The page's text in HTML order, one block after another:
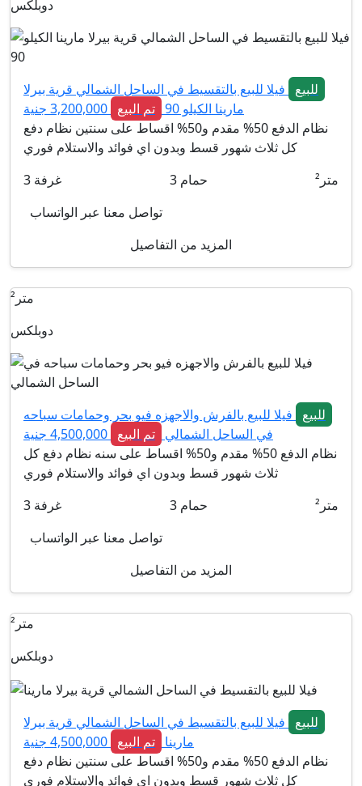
دوبلكس
للبيع
فيلا للبيع بالتقسيط في الساحل الشمالي قرية بيرلا
مارينا الكيلو 90
تم البيع 3,200,000 جنية
نظام الدفع 50% مقدم و50% اقساط على سنتين نظام دفع
كل ثلاث شهور قسط وبدون اي فوائد والاستلام فوري
3 غرفة 3 حمام
متر²
تواصل معنا عبر الواتساب
المزيد من التفاصيل
متر²
دوبلكس
للبيع
فيلا للبيع بالفرش والاجهزه فيو بحر وحمامات سباحه
في الساحل الشمالي تم البيع 4,500,000 جنية
نظام الدفع 50% مقدم و50% اقساط على سنه نظام دفع كل
ثلاث شهور قسط وبدون اي فوائد والاستلام فوري
3 غرفة 3 حمام
متر²
تواصل معنا عبر الواتساب
المزيد من التفاصيل
متر²
دوبلكس
للبيع
فيلا للبيع بالتقسيط في الساحل الشمالي قرية بيرلا
مارينا تم البيع 4,500,000 جنية
نظام الدفع 50% مقدم و50% اقساط على سنتين نظام دفع
كل ثلاث شهور قسط وبدون اي فوائد والاستلام فوري